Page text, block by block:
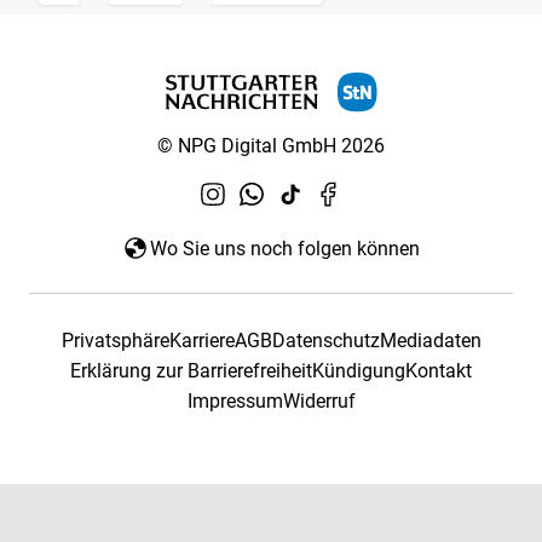
© NPG Digital GmbH 2026
Wo Sie uns noch folgen können
PrivatsphäreKarriereAGBDatenschutzMediadaten
Erklärung zur BarrierefreiheitKündigungKontakt
ImpressumWiderruf